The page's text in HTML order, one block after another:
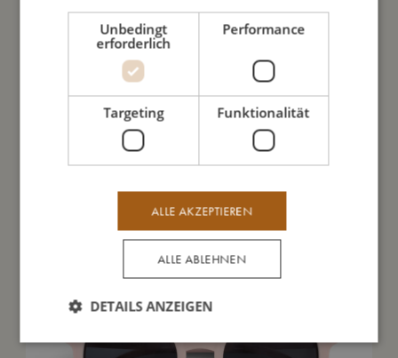
Das könnte dir auch gefallen
Unbedingt
erforderlich
Performance
Targeting Funktionalität
ALLE AKZEPTIEREN
ALLE ABLEHNEN
DETAILS ANZEIGEN